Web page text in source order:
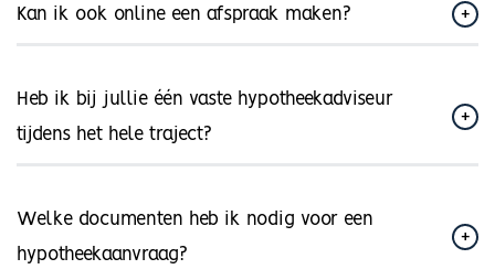
Kan ik ook online een afspraak maken?
Heb ik bij jullie één vaste hypotheekadviseur
tijdens het hele traject?
Welke documenten heb ik nodig voor een
hypotheekaanvraag?